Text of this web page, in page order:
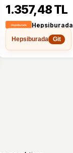
1.357,48 TL
Hepsiburada
Hepsiburada
Git